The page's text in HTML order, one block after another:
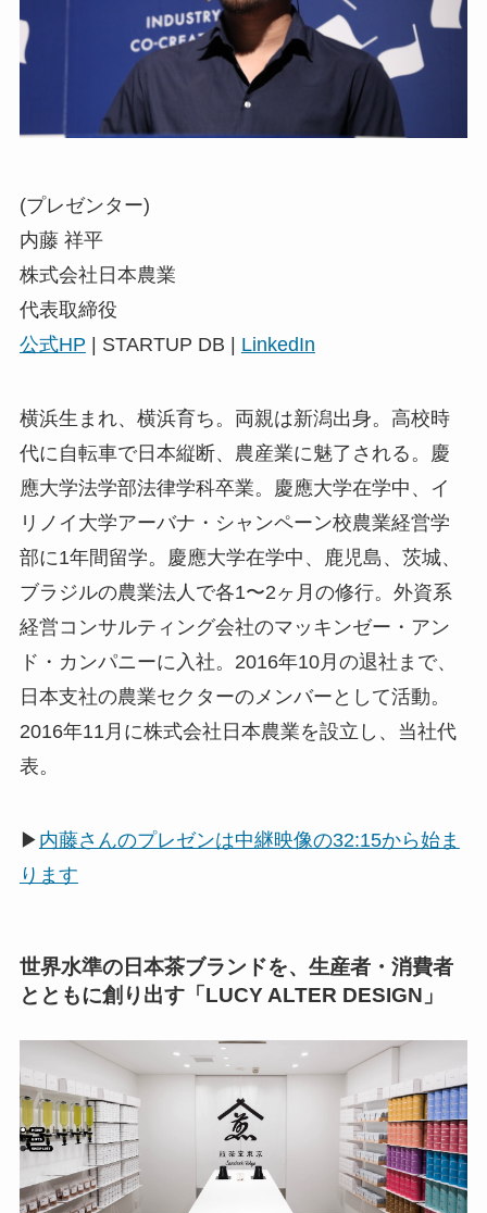
(プレゼンター)
内藤 祥平
株式会社日本農業
代表取締役
公式HP | STARTUP DB | LinkedIn
横浜生まれ、横浜育ち。両親は新潟出身。高校時
代に自転車で日本縦断、農産業に魅了される。慶
應大学法学部法律学科卒業。慶應大学在学中、イ
リノイ大学アーバナ・シャンペーン校農業経営学
部に1年間留学。慶應大学在学中、鹿児島、茨城、
ブラジルの農業法人で各1〜2ヶ月の修行。外資系
経営コンサルティング会社のマッキンゼー・アン
ド・カンパニーに入社。2016年10月の退社まで、
日本支社の農業セクターのメンバーとして活動。
2016年11月に株式会社日本農業を設立し、当社代
表。
▶ 内藤さんのプレゼンは中継映像の32:15から始ま
ります
世界水準の日本茶ブランドを、生産者・消費者
とともに創り出す「LUCY ALTER DESIGN」